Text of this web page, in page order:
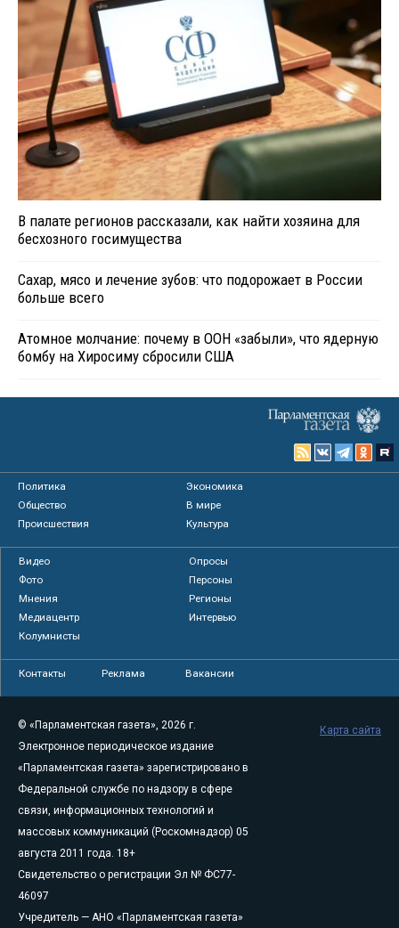
В палате регионов рассказали, как найти хозяина для
бесхозного госимущества
Сахар, мясо и лечение зубов: что подорожает в России
больше всего
Атомное молчание: почему в ООН «забыли», что ядерную
бомбу на Хиросиму сбросили США
Политика
Экономика
Общество
В мире
Происшествия
Культура
Видео
Опросы
Фото
Персоны
Мнения
Регионы
Медиацентр
Интервью
Колумнисты
Контакты Реклама Вакансии
© «Парламентская газета», 2026 г.
Электронное периодическое издание
«Парламентская газета» зарегистрировано в
Федеральной службе по надзору в сфере
связи, информационных технологий и
массовых коммуникаций (Роскомнадзор) 05
августа 2011 года. 18+
Свидетельство о регистрации Эл № ФС77-
46097
Учредитель — АНО «Парламентская газета»
Карта сайта